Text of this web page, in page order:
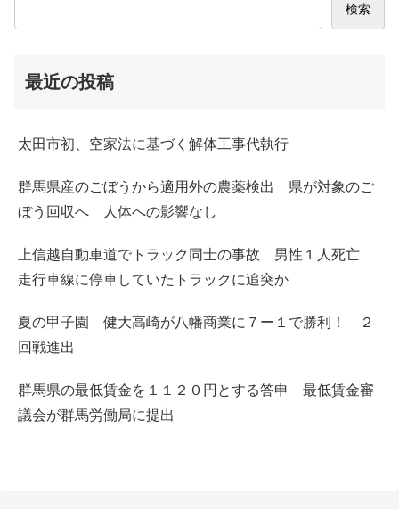
検索
最近の投稿
太田市初、空家法に基づく解体工事代執行
群馬県産のごぼうから適用外の農薬検出 県が対象のご
ぼう回収へ 人体への影響なし
上信越自動車道でトラック同士の事故 男性１人死亡
走行車線に停車していたトラックに追突か
夏の甲子園 健大高崎が八幡商業に７ー１で勝利！ ２
回戦進出
群馬県の最低賃金を１１２０円とする答申 最低賃金審
議会が群馬労働局に提出